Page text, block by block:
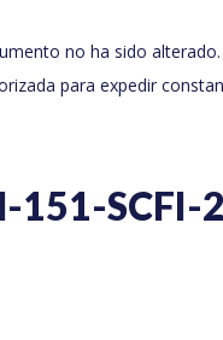
no ha sido alterado.
para expedir
151-SCFI-